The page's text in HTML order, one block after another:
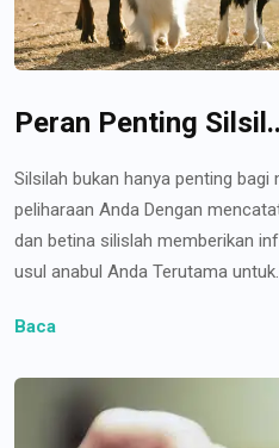
Peran Penting
Silsilah bukan hanya penting
peliharaan Anda Dengan
dan betina silislah memberikan
usul anabul Anda Terutama
Baca